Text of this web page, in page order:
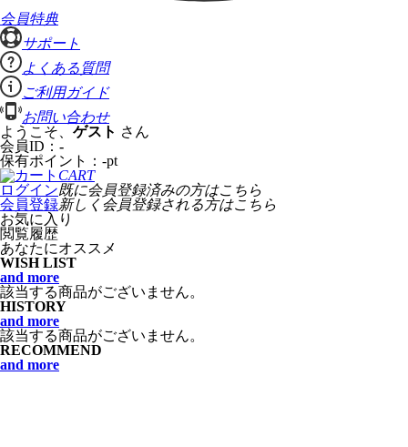
会員特典
サポート
よくある質問
ご利用ガイド
お問い合わせ
ようこそ、 ゲスト さん
会員ID： -
保有ポイント： -pt
CART
ログイン既に会員登録済みの方はこちら
会員登録新しく会員登録される方はこちら
お気に入り
閲覧履歴
あなたにオススメ
WISH LIST
and more
該当する商品がございません。
HISTORY
and more
該当する商品がございません。
RECOMMEND
and more